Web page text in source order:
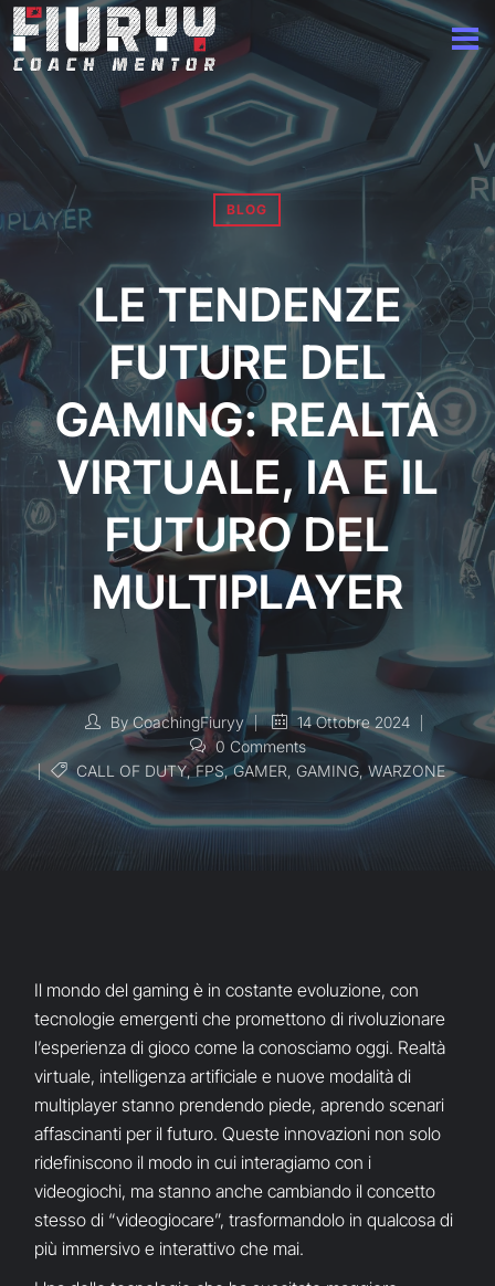
BLOG
LE TENDENZE
FUTURE DEL
GAMING: REALTÀ
VIRTUALE, IA E IL
FUTURO DEL
MULTIPLAYER
ByCoachingFiuryy
14 Ottobre 2024
0 Comments
CALL OF DUTY,FPS,GAMER, GAMING, WARZONE
Il mondo del gaming è in costante evoluzione, con
tecnologie emergenti che promettono di rivoluzionare
l’esperienza di gioco come la conosciamo oggi. Realtà
virtuale, intelligenza artificiale e nuove modalità di
multiplayer stanno prendendo piede, aprendo scenari
affascinanti per il futuro. Queste innovazioni non solo
ridefiniscono il modo in cui interagiamo con i
videogiochi, ma stanno anche cambiando il concetto
stesso di “videogiocare”, trasformandolo in qualcosa di
più immersivo e interattivo che mai.